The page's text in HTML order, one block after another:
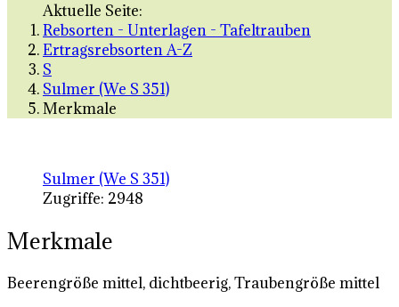
Aktuelle Seite:
Rebsorten - Unterlagen - Tafeltrauben
Ertragsrebsorten A-Z
S
Sulmer (We S 351)
Merkmale
Sulmer (We S 351)
Zugriffe: 2948
Merkmale
Beerengröße mittel, dichtbeerig, Traubengröße mittel